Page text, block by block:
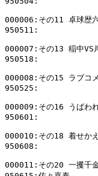
000006:その11 卓球歴
950511:
000007:その13 稲中VS
950518:
000008:その15 ラブコ
950525:
000009:その16 うばわ
950601:
000010:その18 着せか
950608:
000011:その20 一攫千